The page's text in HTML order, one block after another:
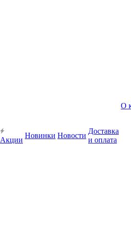
Акции
Новинки Новости
Доставка
и оплата
О